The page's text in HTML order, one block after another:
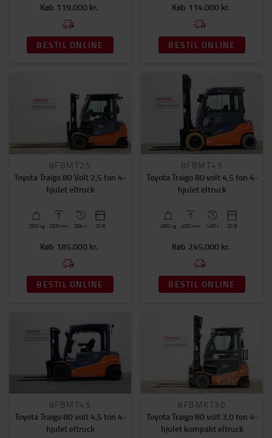
Køb 119.000 kr.
BESTIL ONLINE
Køb 114.000 kr.
BESTIL ONLINE
8FBMT25
Toyota Traigo 80 Volt 2,5 ton 4-
hjulet eltruck
2500 kg 3300 mm 2834 t 2018
Køb 185.000 kr.
BESTIL ONLINE
8FBMT45
Toyota Traigo 80 volt 4,5 ton 4-
hjulet eltruck
4500 kg 4000 mm 1405 t 2018
Køb 245.000 kr.
BESTIL ONLINE
8FBMT45
Toyota Traigo 80 volt 4,5 ton 4-
hjulet eltruck
8FBMKT30
Toyota Traigo 80 volt 3,0 ton 4-
hjulet kompakt eltruck